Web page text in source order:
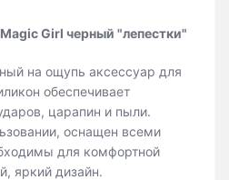
Girl черный "лепестки"
на ощупь аксессуар для
обеспечивает
царапин и пыли.
оснащен всеми
для комфортной
яркий дизайн.